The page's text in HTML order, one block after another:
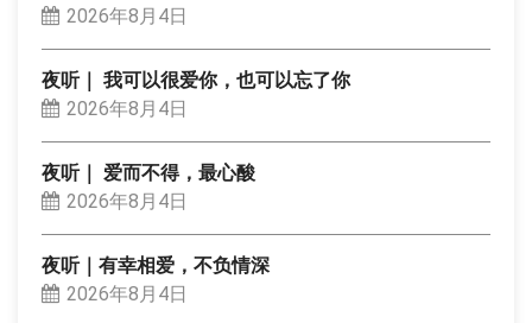
2026年8月4日
夜听｜ 我可以很爱你，也可以忘了你
2026年8月4日
夜听｜ 爱而不得，最心酸
2026年8月4日
夜听｜有幸相爱，不负情深
2026年8月4日